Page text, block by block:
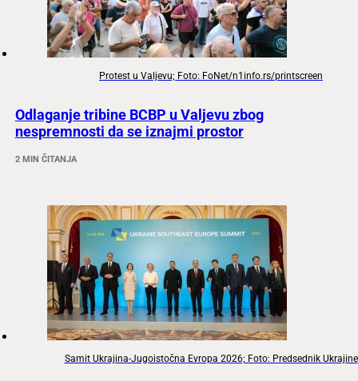
Protest u Valjevu; Foto: FoNet/n1info.rs/printscreen
Odlaganje tribine BCBP u Valjevu zbog
nespremnosti da se iznajmi prostor
2 MIN ČITANJA
Samit Ukrajina-Jugoistočna Evropa 2026; Foto: Predsednik Ukrajine